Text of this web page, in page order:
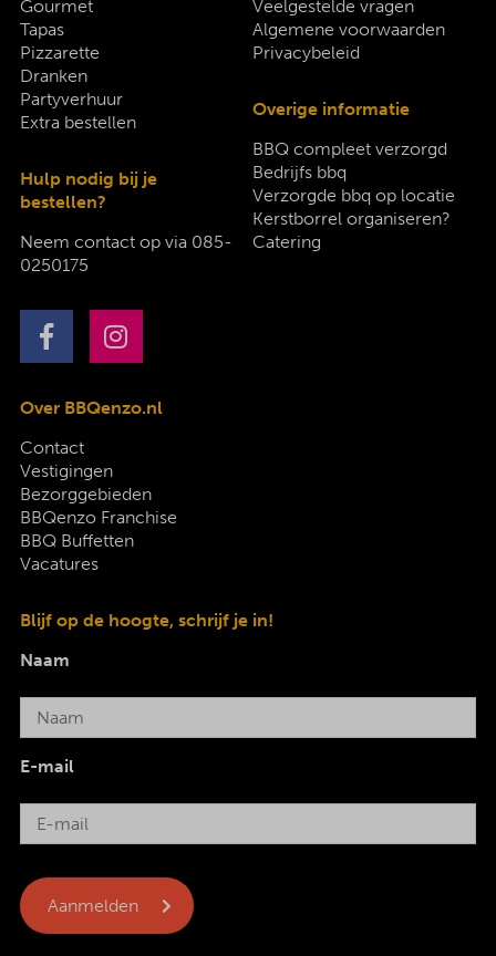
Gourmet
Tapas
Pizzarette
Dranken
Partyverhuur
Extra bestellen
Hulp nodig bij je
bestellen?
Neem contact op via 085-
0250175
Veelgestelde vragen
Algemene voorwaarden
Privacybeleid
Overige informatie
BBQ compleet verzorgd
Bedrijfs bbq
Verzorgde bbq op locatie
Kerstborrel organiseren?
Catering
Over BBQenzo.nl
Contact
Vestigingen
Bezorggebieden
BBQenzo Franchise
BBQ Buffetten
Vacatures
Blijf op de hoogte, schrijf je in!
Naam
E-mail